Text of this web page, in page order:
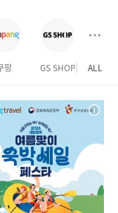
인포 (16GB)
14 uhd-65f
베스킨라빈스
ALL
팡 GS SHOP 홈앤